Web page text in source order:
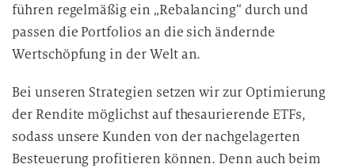
führen regelmäßig ein „Rebalancing“ durch und
passen die Portfolios an die sich ändernde
Wertschöpfung in der Welt an.
Bei unseren Strategien setzen wir zur Optimierung
der Rendite möglichst auf thesaurierende ETFs,
sodass unsere Kunden von der nachgelagerten
Besteuerung profitieren können. Denn auch beim